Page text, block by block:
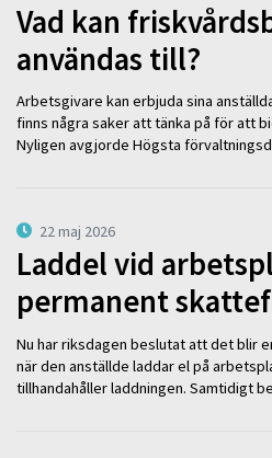
Vad kan
användas till?
Arbetsgivare kan erbjuda sina
finns några saker att tänka på för att
Nyligen avgjorde Högsta
22 maj 2026
Laddel vid
permanent
Nu har riksdagen beslutat att det blir
när den anställde laddar el på
tillhandahåller laddningen. Samtidigt